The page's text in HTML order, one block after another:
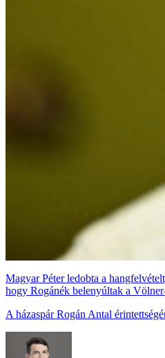
Magyar Péter ledobta a
hogy Rogánék belenyúltak a
A házaspár Rogán Antal